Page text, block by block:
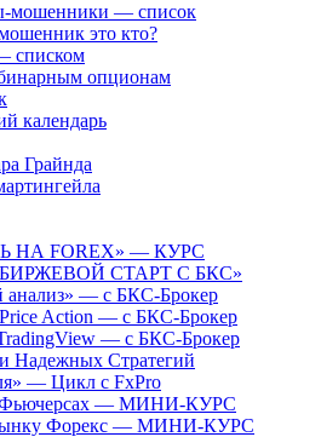
мошенники — список
это кто?
списком
опционам
календарь
Грайнда
НА FOREX» — КУРС
СТАРТ С БКС»
анализ» — с БКС-Брокер
Price Action — с БКС-Брокер
— с БКС-Брокер
Надежных Стратегий
— Цикл с FxPro
Фьючерсах — МИНИ-КУРС
Форекс — МИНИ-КУРС